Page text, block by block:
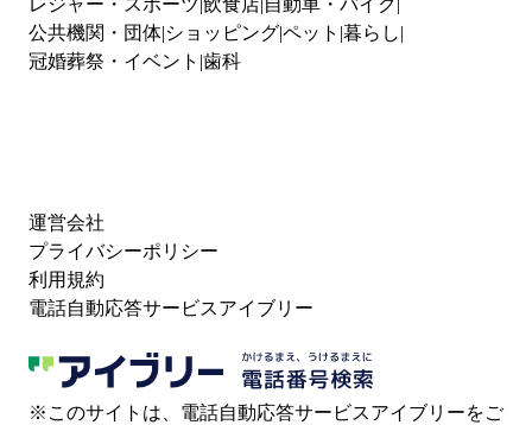
レジャー・スポーツ 飲食店 自動車・バイク
公共機関・団体 ショッピングペット 暮らし
冠婚葬祭・イベント 歯科
運営会社
プライバシーポリシー
利用規約
電話自動応答サービスアイブリー
※このサイトは、電話自動応答サービスアイブリーをご